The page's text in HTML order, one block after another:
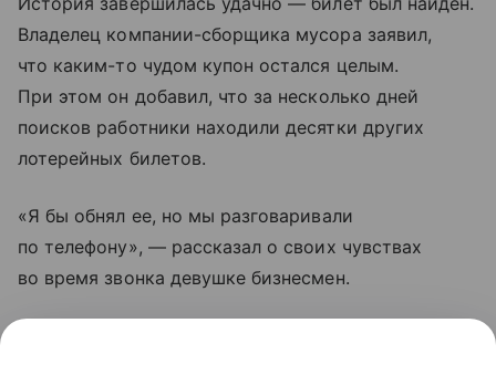
Владелец компании-сборщика мусора заявил,
что каким-то чудом купон остался целым.
При этом он добавил, что за несколько дней
поисков работники находили десятки других
лотерейных билетов.
«Я бы обнял ее, но мы разговаривали
по телефону», — рассказал о своих чувствах
во время звонка девушке бизнесмен.